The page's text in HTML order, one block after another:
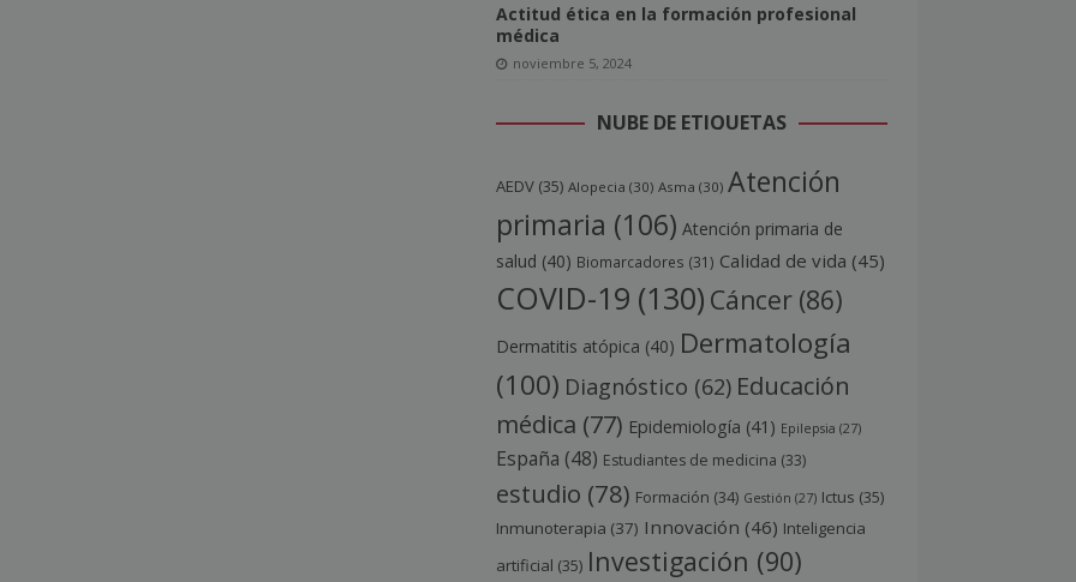
Actitud ética en la formación profesional
médica
noviembre 5, 2024
NUBE DE ETIQUETAS
AEDV(35) Alopecia (30) Asma (30) Atención
primaria (106) Atención primaria de
salud (40) Biomarcadores (31) Calidad de vida (45)
COVID-19 (130) Cáncer(86)
Dermatitis atópica (40) Dermatología
(100) Diagnóstico (62) Educación
médica (77) Epidemiología (41) Epilepsia (27)
España (48) Estudiantes de medicina (33)
estudio (78) Formación (34) Gestión (27) Ictus (35)
Inmunoterapia (37) Innovación (46) Inteligencia
artificial (35) Investigación (90)